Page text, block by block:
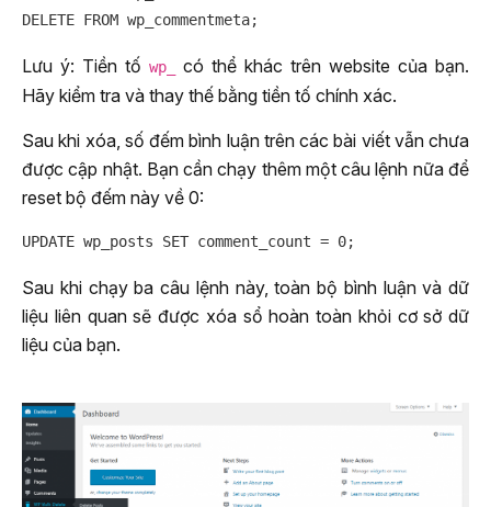
Lưu ý: Tiền tố wp_
có thể khác trên website của bạn.
Hãy kiểm tra và thay thế bằng tiền tố chính xác.
Sau khi xóa, số đếm bình luận trên các bài viết vẫn chưa
được cập nhật. Bạn cần chạy thêm một câu lệnh nữa để
reset bộ đếm này về 0:
Sau khi chạy ba câu lệnh này, toàn bộ bình luận và dữ
liệu liên quan sẽ được xóa sổ hoàn toàn khỏi cơ sở dữ
liệu của bạn.